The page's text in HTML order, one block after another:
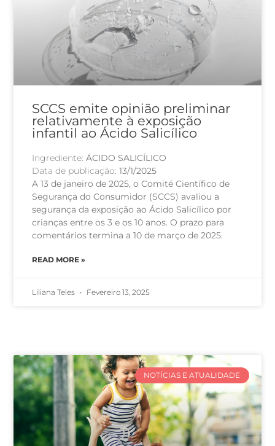
SCCS emite opinião preliminar
relativamente à exposição
infantil ao Ácido Salicílico
Ingrediente:ÁCIDO SALICÍLICO
Data de publicação:13/1/2025
A 13 de janeiro de 2025, o Comité Científico de
Segurança do Consumidor (SCCS) avaliou a
segurança da exposição ao Ácido Salicílico por
crianças entre os 3 e os 10 anos. O prazo para
comentários termina a 10 de março de 2025.
READ MORE »
Liliana Teles Fevereiro 13, 2025
NOTÍCIAS E ATUALIDADE